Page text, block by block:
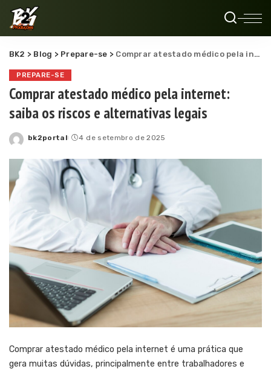
BK2 > Blog > Prepare-se > Comprar atestado médico pela internet: saiba os riscos e alternativas legais
PREPARE-SE
Comprar atestado médico pela internet:
saiba os riscos e alternativas legais
Posted
bk2portal 4 de setembro de 2025
Comprar atestado médico pela internet é uma prática que
gera muitas dúvidas, principalmente entre trabalhadores e